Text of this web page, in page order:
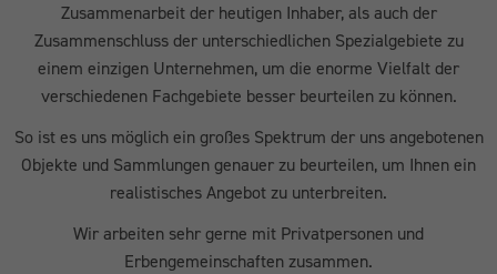
Zusammenarbeit der heutigen Inhaber, als auch der
Zusammenschluss der unterschiedlichen Spezialgebiete zu
einem einzigen Unternehmen, um die enorme Vielfalt der
verschiedenen Fachgebiete besser beurteilen zu können.
So ist es uns möglich ein großes Spektrum der uns angebotenen
Objekte und Sammlungen genauer zu beurteilen, um Ihnen ein
realistisches Angebot zu unterbreiten.
Wir arbeiten sehr gerne mit Privatpersonen und
Erbengemeinschaften zusammen.